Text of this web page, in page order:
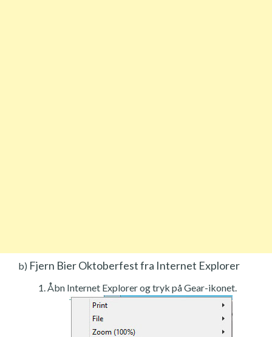
b) Fjern Bier Oktoberfest fra Internet Explorer
Åbn Internet Explorer og tryk på Gear-ikonet.